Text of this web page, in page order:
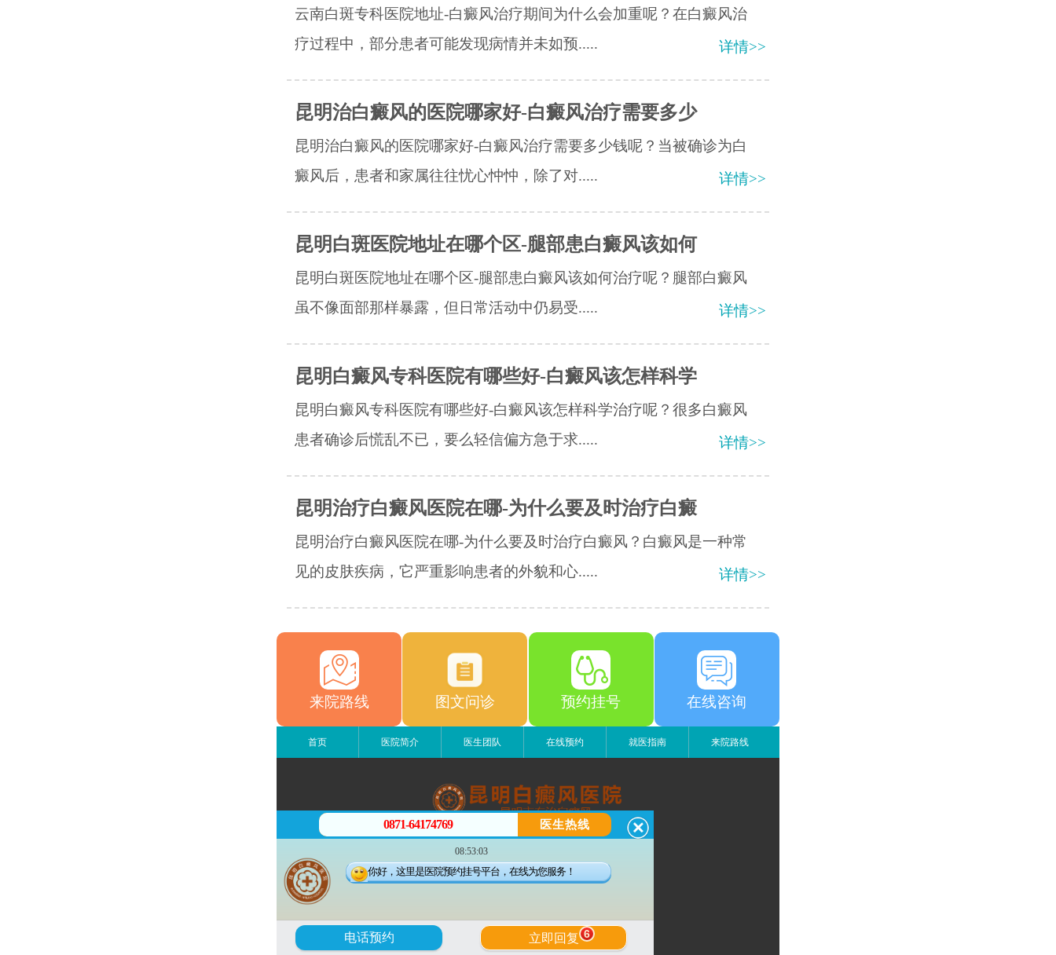
云南白斑专科医院地址-白癜风治疗期间为什么会加重呢？在白癜风治
疗过程中，部分患者可能发现病情并未如预.....
详情>>
昆明治白癜风的医院哪家好-白癜风治疗需要多少
昆明治白癜风的医院哪家好-白癜风治疗需要多少钱呢？当被确诊为白
癜风后，患者和家属往往忧心忡忡，除了对.....
详情>>
昆明白斑医院地址在哪个区-腿部患白癜风该如何
昆明白斑医院地址在哪个区-腿部患白癜风该如何治疗呢？腿部白癜风
虽不像面部那样暴露，但日常活动中仍易受.....
详情>>
昆明白癜风专科医院有哪些好-白癜风该怎样科学
昆明白癜风专科医院有哪些好-白癜风该怎样科学治疗呢？很多白癜风
患者确诊后慌乱不已，要么轻信偏方急于求.....
详情>>
昆明治疗白癜风医院在哪-为什么要及时治疗白癜
昆明治疗白癜风医院在哪-为什么要及时治疗白癜风？白癜风是一种常
见的皮肤疾病，它严重影响患者的外貌和心.....
详情>>
来院路线 图文问诊 预约挂号 在线咨询
首页 医院简介 医生团队 在线预约 就医指南 来院路线
昆明白癜风医院
昆明市五华区护国路2号
版权所有：昆明白癜风医院
联系电话：0871-64174769
0871-64174769 医生热线
08:53:03
你好，这里是医院预约挂号平台，在线为您服务！
电话预约 立即回复 6